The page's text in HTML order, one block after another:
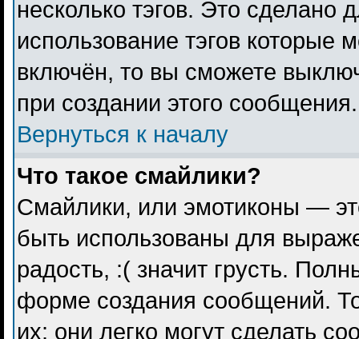
несколько тэгов. Это сделано
использование тэгов которые
включён, то вы сможете
при создании этого сообщения.
Вернуться к началу
Что такое смайлики?
Смайлики, или эмотиконы —
быть использованы для
радость, :( значит грусть.
форме создания сообщений.
их: они легко могут сделать